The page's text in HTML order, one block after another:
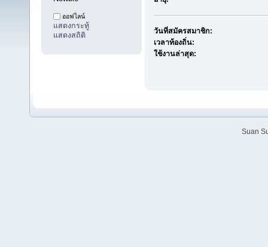
ออฟไลน์
แสดงกระทู้
แสดงสถิติ
วันที่สมัครสมาชิก:
เวลาท้องถิ่น:
ใช้งานล่าสุด:
Suan